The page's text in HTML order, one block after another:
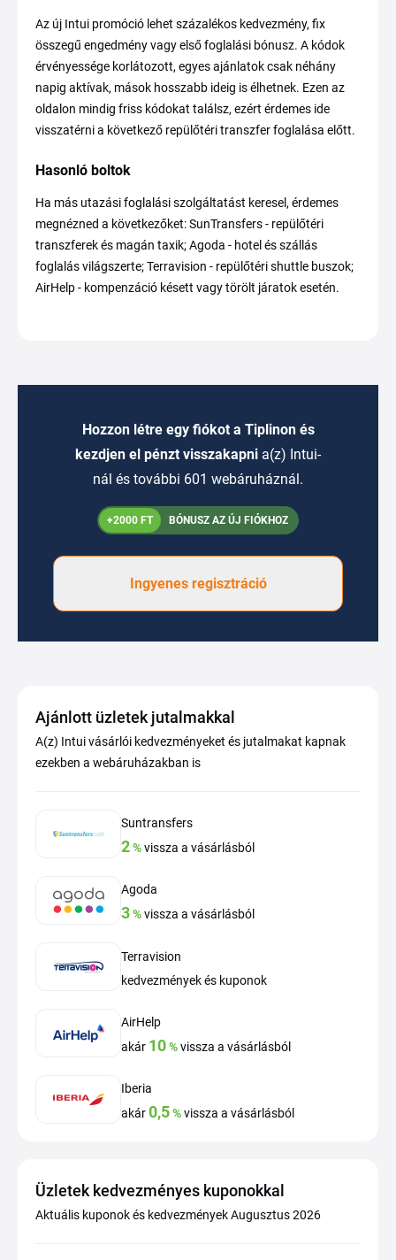
Az új Intui promóció lehet százalékos kedvezmény, fix
összegű engedmény vagy első foglalási bónusz. A kódok
érvényessége korlátozott, egyes ajánlatok csak néhány
napig aktívak, mások hosszabb ideig is élhetnek. Ezen az
oldalon mindig friss kódokat találsz, ezért érdemes ide
visszatérni a következő repülőtéri transzfer foglalása előtt.
Hasonló boltok
Ha más utazási foglalási szolgáltatást keresel, érdemes
megnézned a következőket: SunTransfers - repülőtéri
transzferek és magán taxik; Agoda - hotel és szállás
foglalás világszerte; Terravision - repülőtéri shuttle buszok;
AirHelp - kompenzáció késett vagy törölt járatok esetén.
Hozzon létre egy fiókot a Tiplinon és
kezdjen el pénzt visszakapni a(z) Intui-
nál és további 601 webáruháznál.
+2000 FT BÓNUSZ AZ ÚJ FIÓKHOZ
Ingyenes regisztráció
Ajánlott üzletek jutalmakkal
A(z) Intui vásárlói kedvezményeket és jutalmakat kapnak
ezekben a webáruházakban is
Suntransfers
2%vissza a vásárlásból
Agoda
3%vissza a vásárlásból
Terravision
kedvezmények és kuponok
AirHelp
akár 10%vissza a vásárlásból
Iberia
akár0,5%vissza a vásárlásból
Üzletek kedvezményes kuponokkal
Aktuális kuponok és kedvezmények Augusztus 2026